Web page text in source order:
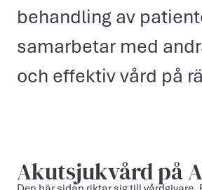
behandling av
samarbetar med
och effektiv vård på
Akutsjukvård på